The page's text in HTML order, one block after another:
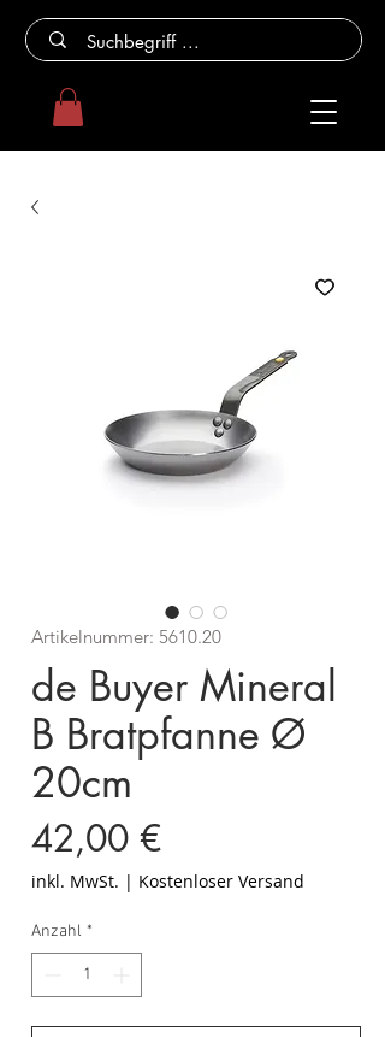
Artikelnummer: 5610.20
de Buyer Mineral
B Bratpfanne Ø
20cm
42,00 €Preis
inkl. MwSt. | Kostenloser Versand
Anzahl *